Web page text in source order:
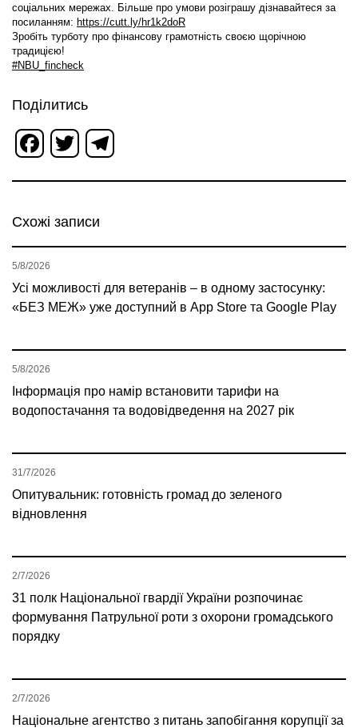
соціальних мережах. Більше про умови розіграшу дізнавайтеся за
посиланням: https://cutt.ly/hr1k2doR
Зробіть турботу про фінансову грамотність своєю щорічною
традицією!
#NBU_fincheck
Поділитись
Facebook
Twitter
Схожі записи
Усі можливості для ветеранів – в одному застосунку:
«БЕЗ МЕЖ» уже доступний в App Store та Google Play
5/8/2026
Інформація про намір встановити тарифи на
водопостачання та водовідведення на 2027 рік
5/8/2026
Опитувальник: готовність громад до зеленого
відновлення
31/7/2026
31 полк Національної гвардії України розпочинає
формування Патрульної роти з охорони громадського
порядку
2/7/2026
Національне агентство з питань запобігання корупції за
2/7/2026